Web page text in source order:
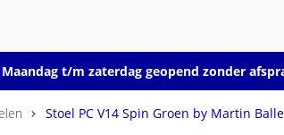
Maandag t/m zaterdag geopend zonder
Stoel PC V14 Spin Groen by Martin